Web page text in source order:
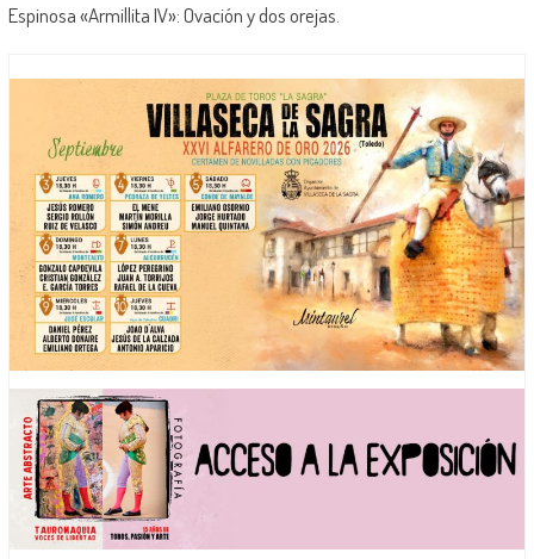
Espinosa «Armillita IV»: Ovación y dos orejas.